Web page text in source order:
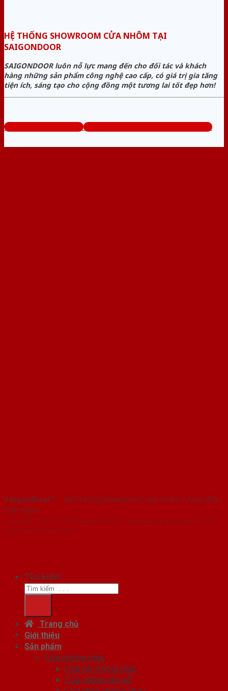
HỆ THỐNG SHOWROOM CỬA NHÔM TẠI
SAIGONDOOR
SAIGONDOOR luôn nỗ lực mang đến cho đối tác và khách
hàng những sản phẩm công nghệ cao cấp, có giá trị gia tăng
tiện ích, sáng tạo cho cộng đồng một tương lai tốt đẹp hơn!
www.bancuanhom.com Tổng đài tư vấn miễn phí: 0824.400.400
SaigonDoor™ - Hệ thống Showroom cửa nhôm hàng đầu
Việt Nam
Copyright ⓒ 2016 – 2026 SaigonDoor™ - www.bancuanhom.com | Đơn
vị chủ quản SaigonDoor
Tìm kiếm:
Trang chủ
Giới thiệu
Sản phẩm
Cửa chống cháy
Cửa gỗ chống cháy
Cửa nhôm vân gỗ